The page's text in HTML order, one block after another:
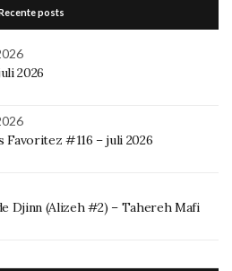
posts
2026
Favoritez #116 – juli 2026
Djinn (Alizeh #2) – Tahereh Mafi